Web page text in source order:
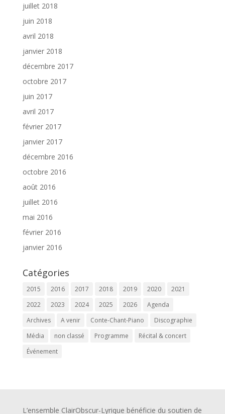
juillet 2018
juin 2018
avril 2018
janvier 2018
décembre 2017
octobre 2017
juin 2017
avril 2017
février 2017
janvier 2017
décembre 2016
octobre 2016
août 2016
juillet 2016
mai 2016
février 2016
janvier 2016
Catégories
2015 2016 2017 2018 2019 2020
2021
2022
2023 2024 2025 2026
Agenda
Archives
A venir Conte-Chant-Piano
Discographie
Média
non classé Programme
Récital & concert
Événement
L’ensemble ClairObscur-Lyrique bénéficie du soutien de